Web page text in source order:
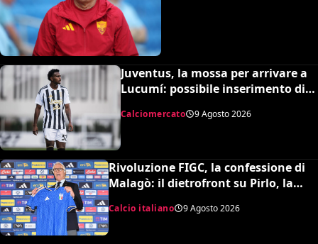
Juventus, la mossa per arrivare a
Lucumí: possibile inserimento di
Calciomercato 9 Agosto 2026
Rivoluzione FIGC, la confessione di
Malagò: il dietrofront su Pirlo, la
scelta Mancini e il nuovo volto
dell’Italia
Calcio italiano 9 Agosto 2026